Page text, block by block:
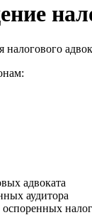
налогового
адвоката
аудитора